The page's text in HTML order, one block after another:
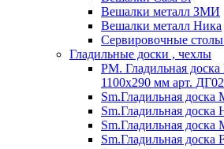
Вешалки металл ЗМИ
Вешалки металл Ника
Сервировочные
Гладильные доски , чехлы
PM. Гладильная
1100х290 мм арт.
Sm.Гладильная доска
Sm.Гладильная доска
Sm.Гладильная доска
Sm.Гладильная доска